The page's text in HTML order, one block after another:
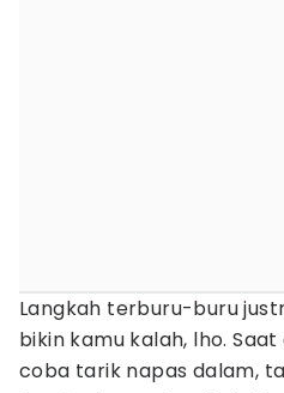
Langkah terburu-buru
bikin kamu kalah, lho.
coba tarik napas dalam,